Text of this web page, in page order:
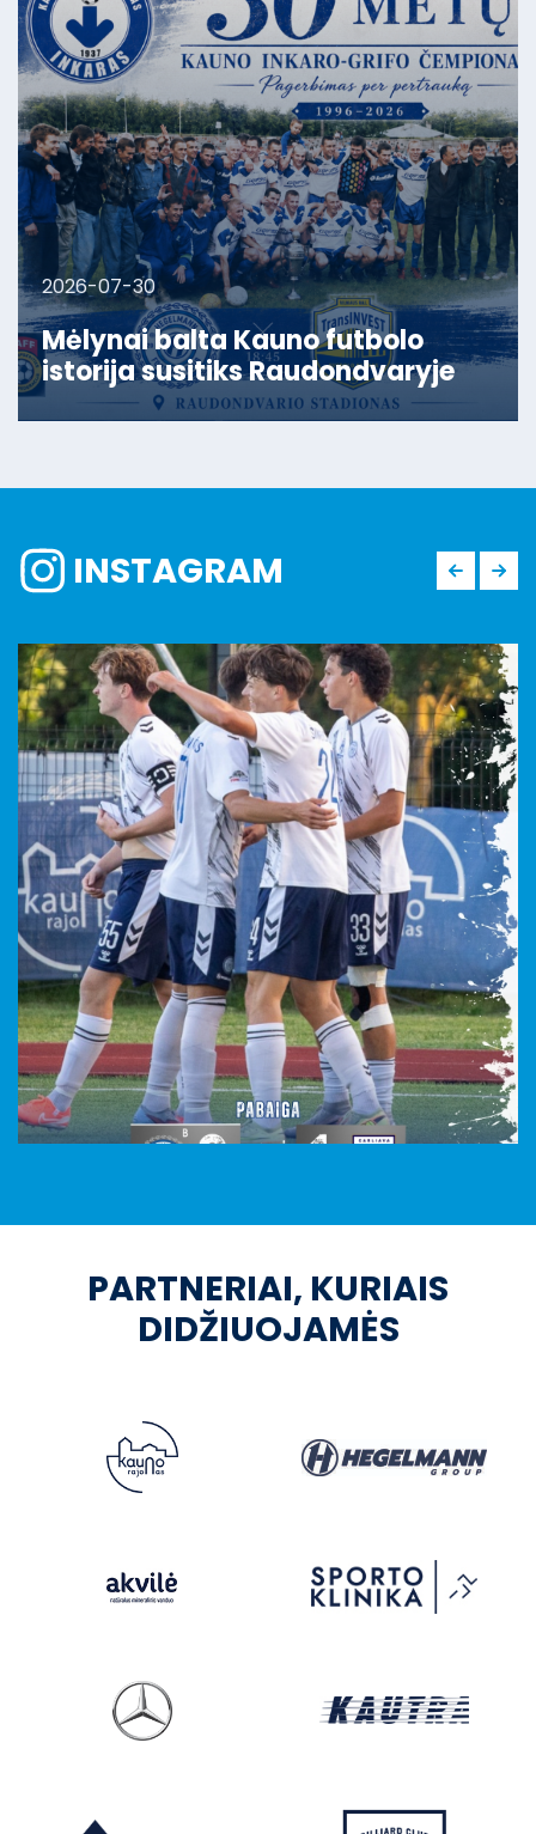
2026-07-30
Mėlynai balta Kauno futbolo
istorija susitiks Raudondvaryje
INSTAGRAM
PARTNERIAI, KURIAIS
DIDŽIUOJAMĖS